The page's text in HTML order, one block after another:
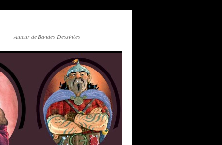
Auteur de Bandes Dessinées